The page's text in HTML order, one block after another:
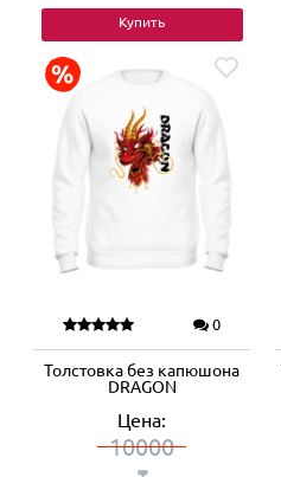
Купить
0
Толстовка без капюшона
DRAGON
Цена:
10000